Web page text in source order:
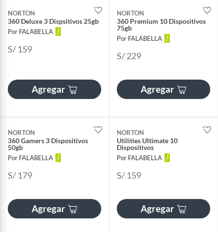
NORTON
360 Deluxe 3 Dispsitivos 25gb
Por FALABELLA
S/ 159
Agregar
NORTON
360 Premium 10 Dispositivos
75gb
Por FALABELLA
S/ 229
Agregar
NORTON
360 Gamers 3 Dispositivos
50gb
Por FALABELLA
S/ 179
Agregar
NORTON
Utilities Ultimate 10
Dispositivos
Por FALABELLA
S/ 159
Agregar